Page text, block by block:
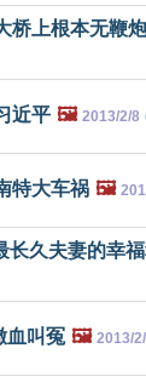
桥上根本无鞭
近平 🖼️ 2013/2/8
特大车祸 🖼️
长久夫妻的幸
血叫冤 🖼️ 2013/